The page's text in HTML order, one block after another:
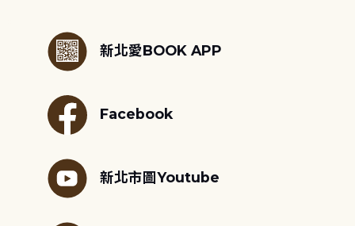
新北愛BOOK APP
Facebook
新北市圖Youtube